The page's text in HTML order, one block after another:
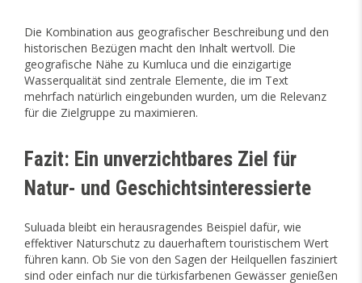
Die Kombination aus geografischer Beschreibung und den
historischen Bezügen macht den Inhalt wertvoll. Die
geografische Nähe zu Kumluca und die einzigartige
Wasserqualität sind zentrale Elemente, die im Text
mehrfach natürlich eingebunden wurden, um die Relevanz
für die Zielgruppe zu maximieren.
Fazit: Ein unverzichtbares Ziel für
Natur- und Geschichtsinteressierte
Suluada bleibt ein herausragendes Beispiel dafür, wie
effektiver Naturschutz zu dauerhaftem touristischem Wert
führen kann. Ob Sie von den Sagen der Heilquellen fasziniert
sind oder einfach nur die türkisfarbenen Gewässer genießen